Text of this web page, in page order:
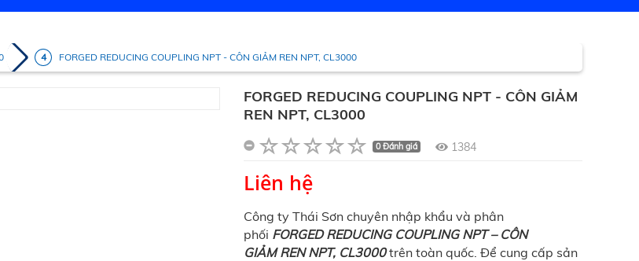
FORGED REDUCING COUPLING NPT - CÔN GIẢM REN NPT, CL3000
FORGED REDUCING COUPLING NPT - CÔN GIẢM
REN NPT, CL3000
0 Đánh giá 1384
Liên hệ
Công ty Thái Sơn chuyên nhập khẩu và phân
phối FORGED REDUCING COUPLING NPT – CÔN
GIẢM REN NPT, CL3000 trên toàn quốc. Để cung cấp sản